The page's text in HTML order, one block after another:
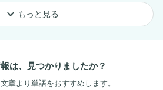
keyboard_arrow_down もっと見る
は、見つかりましたか？
章より単語をおすすめします。